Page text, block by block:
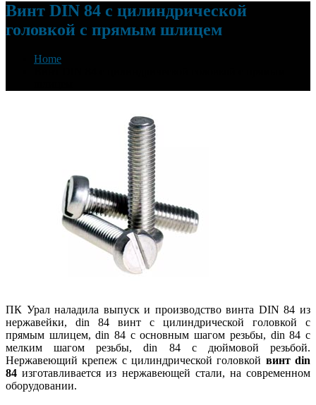
Винт DIN 84 с цилиндрической
головкой с прямым шлицем
Home
ПК Урал наладила выпуск и производство винта DIN 84 из
нержавейки, din 84 винт с цилиндрической головкой с
прямым шлицем, din 84 с основным шагом резьбы, din 84 с
мелким шагом резьбы, din 84 с дюймовой резьбой.
Нержавеющий крепеж с цилиндрической головкой винт din
84 изготавливается из нержавеющей стали, на современном
оборудовании.